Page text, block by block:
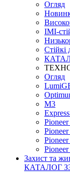
Огляд
IMI-
Стійкі
Огляд
М3
Захист та
КАТАЛОГ